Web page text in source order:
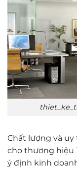
Chất lượng và
cho thương hiệu
ý định kinh